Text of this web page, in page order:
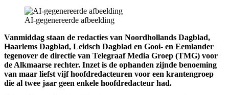
AI-gegenereerde afbeelding
Vanmiddag staan de redacties van Noordhollands Dagblad,
Haarlems Dagblad, Leidsch Dagblad en Gooi- en Eemlander
tegenover de directie van Telegraaf Media Groep (TMG) voor
de Alkmaarse rechter. Inzet is de ophanden zijnde benoeming
van maar liefst vijf hoofdredacteuren voor een krantengroep
die al twee jaar geen enkele hoofdredacteur had.